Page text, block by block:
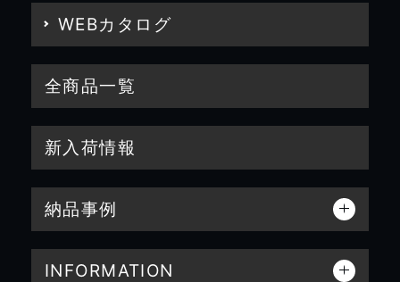
WEBカタログ
全商品一覧
新入荷情報
納品事例
INFORMATION